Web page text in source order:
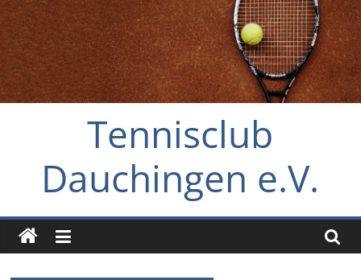
Zum
Inhalt
springen
Tennisclub
Dauchingen e.V.